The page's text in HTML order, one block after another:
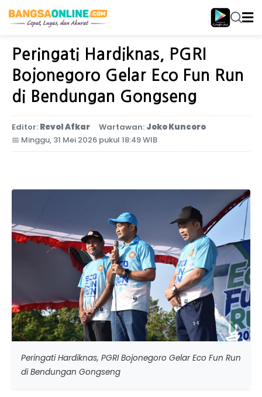
Home Jawa Timur
Peringati Hardiknas, PGRI
Bojonegoro Gelar Eco Fun Run
di Bendungan Gongseng
Editor: Revol Afkar Wartawan: Joko Kuncoro
📅 Minggu, 31 Mei 2026 pukul 18:49 WIB
Peringati Hardiknas, PGRI Bojonegoro Gelar Eco Fun Run
di Bendungan Gongseng